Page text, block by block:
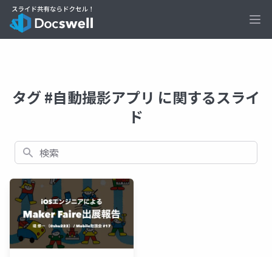
タグ #自動撮影アプリ に関するスライ
ド
検索